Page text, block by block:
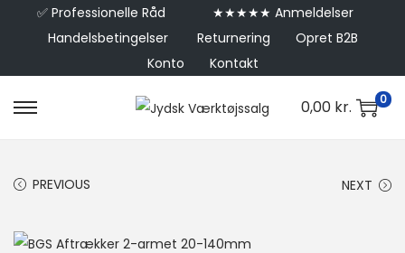
✅ Professionelle Råd
★★★★★ Anmeldelser
Handelsbetingelser
Returnering
Opret B2B
Konto
Kontakt
0,00 kr. 0
PREVIOUS NEXT